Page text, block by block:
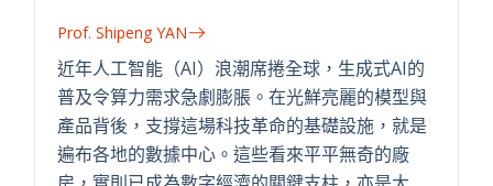
Prof. Shipeng YAN
近年人工智能（AI）浪潮席捲全球，生成式AI的
普及令算力需求急劇膨脹。在光鮮亮麗的模型與
產品背後，支撐這場科技革命的基礎設施，就是
遍布各地的數據中心。這些看來平平無奇的廠